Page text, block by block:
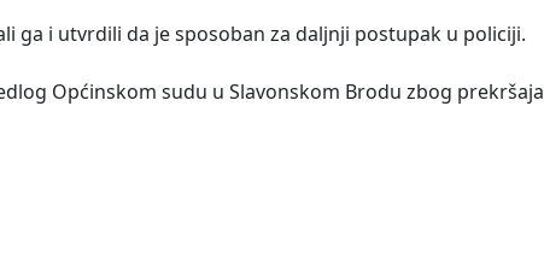
ga i utvrdili da je sposoban za daljnji postupak u policiji.
Općinskom sudu u Slavonskom Brodu zbog prekršaja